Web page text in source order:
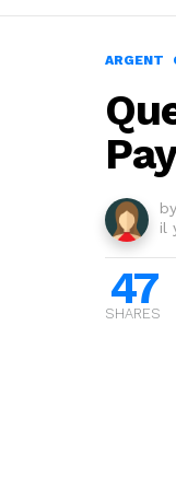
ARGENT
by
il
47
SHARES